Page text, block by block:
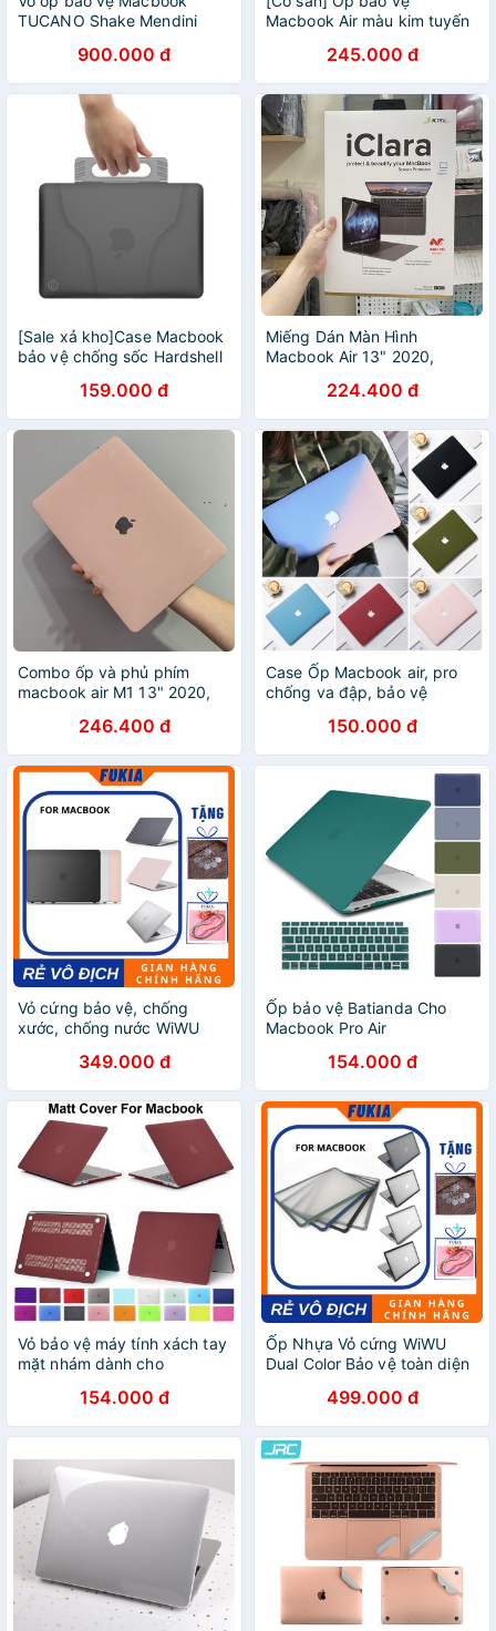
TUCANO Shake Mendini
900.000 đ
Macbook Air màu kim tuyến
245.000 đ
[Sale xả kho]Case Macbook
bảo vệ chống sốc Hardshell
159.000 đ
Miếng Dán Màn Hình
Macbook Air 13" 2020,
Chính Hãng JCPAL
224.400 đ
Combo ốp và phủ phím
macbook air M1 13" 2020,
2020, pro 13" 2020 màu
Hồng pastel
246.400 đ
Case Ốp Macbook air, pro
chống va đập, bảo vệ
màu, đủ dòng150.000 đ
Vỏ cứng bảo vệ, chống
xước, chống nước WiWU
13.3 pro / 13.3 air FUKIA
WW011
349.000 đ
Ốp bảo vệ Batianda Cho
Macbook Pro Air
M1 13 15 2019 2020 2021
154.000 đ
Vỏ bảo vệ máy tính xách tay
mặt nhám dành cho
A1466 13.3" mới 2019 2018
154.000 đ
Ốp Nhựa Vỏ cứng WiWU
Dual Color Bảo vệ toàn diện
/ 13.3 air FUKIA WW010
499.000 đ